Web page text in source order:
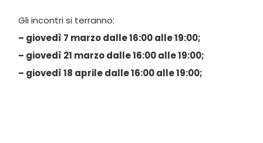
Gli incontri si terranno:
– giovedì 7 marzo dalle 16:00 alle 19:00;
– giovedì 21 marzo dalle 16:00 alle 19:00;
– giovedì 18 aprile dalle 16:00 alle 19:00;